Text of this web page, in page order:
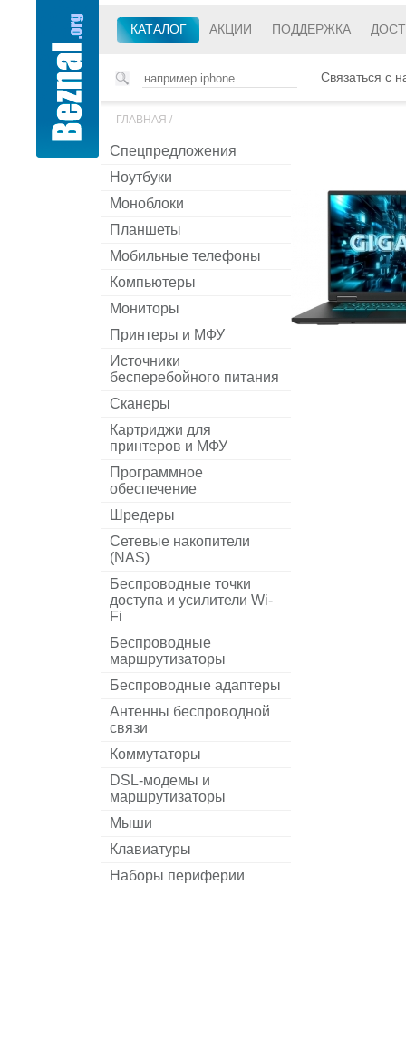
КАТАЛОГ АКЦИИ ПОДДЕРЖКА
Связаться с
ГЛАВНАЯ /
Спецпредложения
Ноутбуки
Моноблоки
Планшеты
Мобильные телефоны
Компьютеры
Мониторы
Принтеры и МФУ
Источники
бесперебойного питания
Сканеры
Картриджи для
принтеров и МФУ
Программное
обеспечение
Шредеры
Сетевые накопители
(NAS)
Беспроводные точки
доступа и усилители Wi-
Fi
Беспроводные
маршрутизаторы
Беспроводные адаптеры
Антенны беспроводной
связи
Коммутаторы
DSL-модемы и
маршрутизаторы
Мыши
Клавиатуры
Наборы периферии